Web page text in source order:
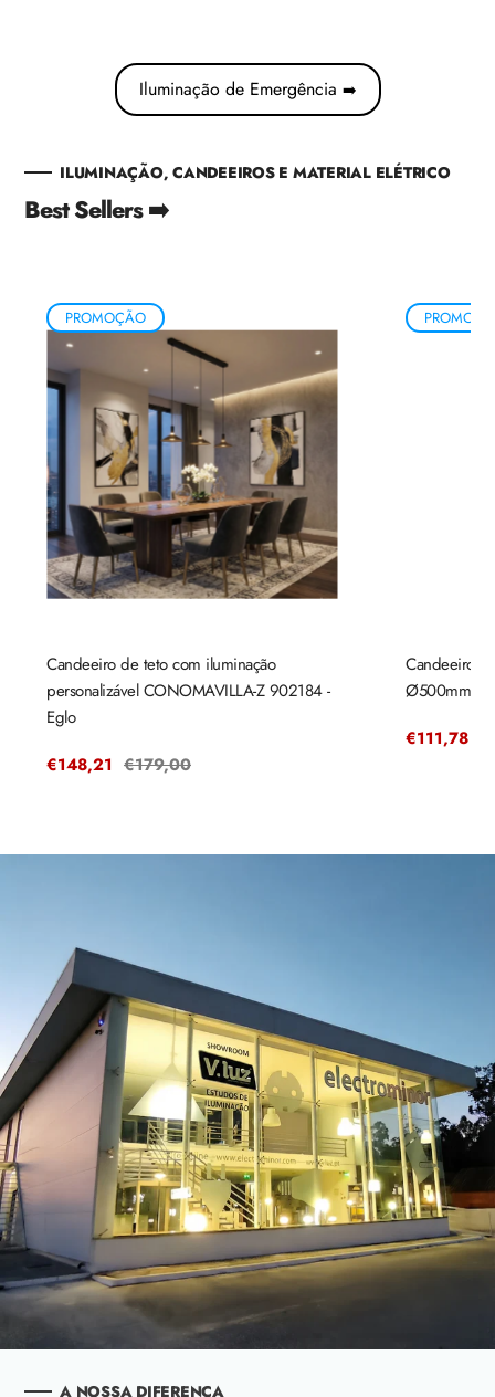
Iluminação de Emergência ➡️
ILUMINAÇÃO, CANDEEIROS E MATERIAL ELÉTRICO
Best Sellers ➡️
PROMOÇÃO
Candeeiro de teto com iluminação
personalizável CONOMAVILLA-Z 902184 -
Eglo
Preço
€148,21 Preço
€179,00
Candeeiro
Ø500mm
Preço
€111,78
A NOSSA DIFERENÇA